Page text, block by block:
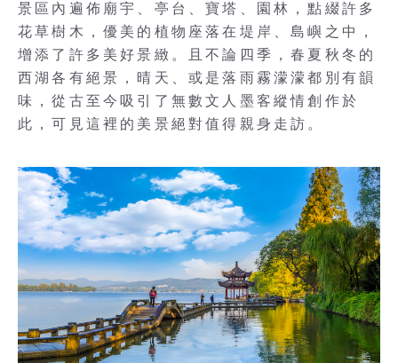
景區內遍佈廟宇、亭台、寶塔、園林，點綴許多
花草樹木，優美的植物座落在堤岸、島嶼之中，
增添了許多美好景緻。且不論四季，春夏秋冬的
西湖各有絕景，晴天、或是落雨霧濛濛都別有韻
味，從古至今吸引了無數文人墨客縱情創作於
此，可見這裡的美景絕對值得親身走訪。